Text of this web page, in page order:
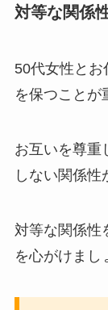
対等な関係
50代女性と
を保つことが
お互いを尊重
しない関係性
対等な関係性
を心がけまし